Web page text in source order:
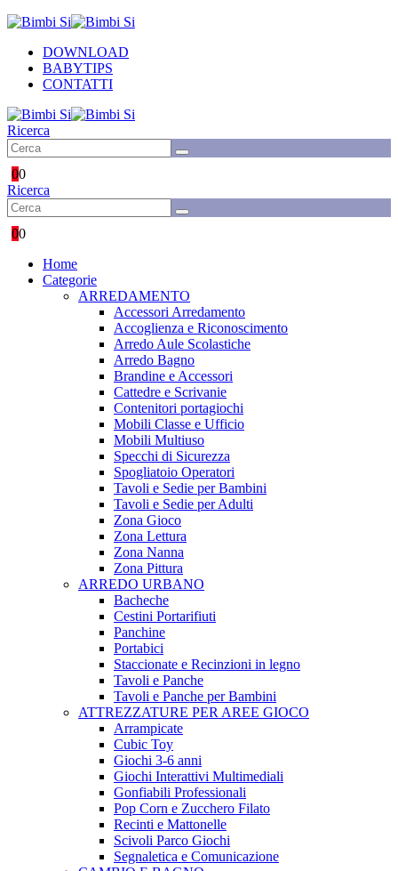
DOWNLOAD
BABYTIPS
CONTATTI
Ricerca
00
Ricerca
00
Home
Categorie
ARREDAMENTO
Accessori Arredamento
Accoglienza e Riconoscimento
Arredo Aule Scolastiche
Arredo Bagno
Brandine e Accessori
Cattedre e Scrivanie
Contenitori portagiochi
Mobili Classe e Ufficio
Mobili Multiuso
Specchi di Sicurezza
Spogliatoio Operatori
Tavoli e Sedie per Bambini
Tavoli e Sedie per Adulti
Zona Gioco
Zona Lettura
Zona Nanna
Zona Pittura
ARREDO URBANO
Bacheche
Cestini Portarifiuti
Panchine
Portabici
Staccionate e Recinzioni in legno
Tavoli e Panche
Tavoli e Panche per Bambini
ATTREZZATURE PER AREE GIOCO
Arrampicate
Cubic Toy
Giochi 3-6 anni
Giochi Interattivi Multimediali
Gonfiabili Professionali
Pop Corn e Zucchero Filato
Recinti e Mattonelle
Scivoli Parco Giochi
Segnaletica e Comunicazione